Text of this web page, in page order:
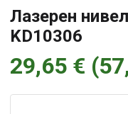
Лазерен
KD10306
29,65 € (